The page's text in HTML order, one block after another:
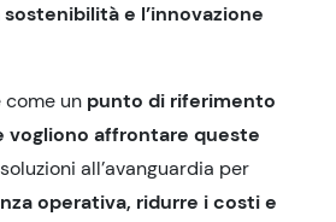
e l’innovazione
come un punto di riferimento
vogliono affrontare queste
all’avanguardia per
operativa, ridurre i costi e